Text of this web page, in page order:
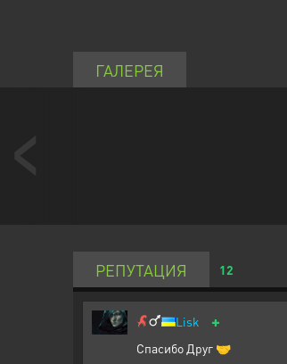
ГАЛЕРЕЯ
РЕПУТАЦИЯ 12
Lisk +
Спасибо Друг 🤝